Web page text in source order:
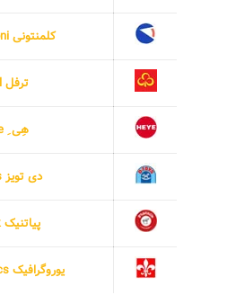
کلمنتونی Clementoni
ترفل Trefl
هِی ِ Heye
دی تویز D-Toys
پیاتنیک Piatnik
یوروگرافیک Eurographics